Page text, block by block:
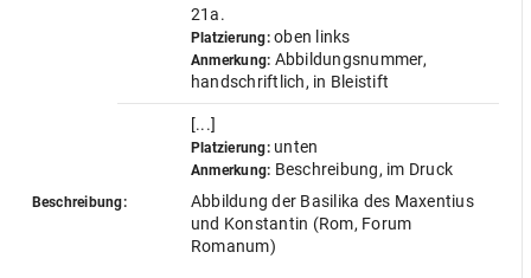
21a.
Platzierung:oben links
Anmerkung: Abbildungsnummer,
handschriftlich, in Bleistift
[...]
Platzierung:unten
Anmerkung: Beschreibung, im Druck
Beschreibung:
Abbildung der Basilika des Maxentius
und Konstantin (Rom, Forum
Romanum)